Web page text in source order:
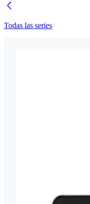
Todas las series